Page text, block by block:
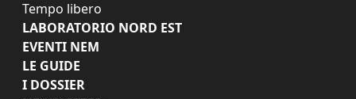
Tempo libero
LABORATORIO NORD EST
EVENTI NEM
LE GUIDE
I DOSSIER